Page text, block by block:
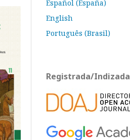
Español (España)
English
Português (Brasil)
Registrada/Indizada